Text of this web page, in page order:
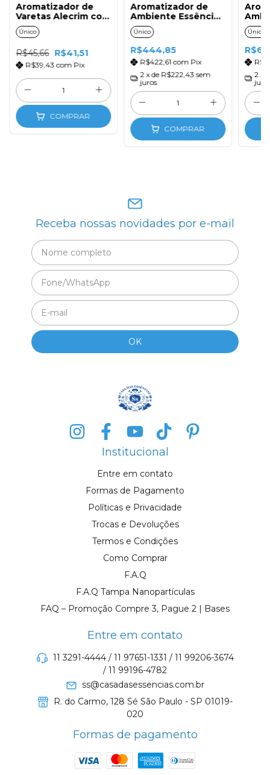
Aromatizador de
Varetas Alecrim com
Eucalipto 500ml
com Tampa e
Único
R$45,66 R$41,51
R$39,43 com Pix
COMPRAR
Aromatizador de
Ambiente Essência
Limoncello 5LT
Único
R$444,85
R$422,61com Pix
2 x de R$222,43 sem
juros
COMPRAR
5LT
Único
2 x
Receba nossas novidades por e-mail
Institucional
Entre em contato
Formas de Pagamento
Políticas e Privacidade
Trocas e Devoluções
Termos e Condições
Como Comprar
F.A.Q
F.A.Q Tampa Nanopartículas
FAQ – Promoção Compre 3, Pague 2 | Bases
Entre em contato
11 3291-4444 / 11 97651-1331 / 11 99206-3674
/ 11 99196-4782
ss@casadasessencias.com.br
R. do Carmo, 128 Sé São Paulo - SP 01019-
020
Formas de pagamento